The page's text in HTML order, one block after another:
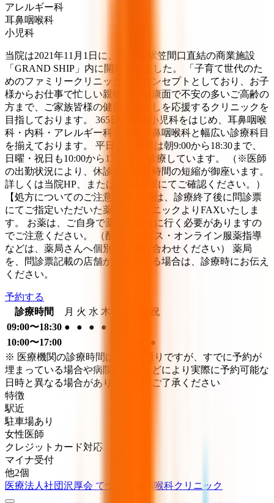
アレルギー科
耳鼻咽喉科
小児科
当院は2021年11月1日に、JR大船駅笠間口直結の商業施設
「GRAND SHIP」内に開業致しました。 「子育て世代のた
めのファミリークリニック」をコンセプトとしており、お子
様からお仕事で忙しい親御様、健康面で不安の多いご高齢の
方まで、ご家族皆様の健康な暮らしを応援するクリニックを
目指しております。 365日診療の小児科をはじめ、耳鼻咽喉
科・内科・アレルギー科・小児耳鼻咽喉科と幅広い診療科目
を揃えております。 平日・土曜日は朝9:00から18:30まで、
日曜・祝日も10:00から17:00まで診療しています。 （※医師
の出勤状況により、休診日・診察時間の短縮が御座います。
詳しくは当院HP、または公式LINEにてご確認ください。）
【処方についてのご注意】 処方箋は、診療終了後に問診票
にてご指定いただいた薬局へクリニックよりFAXいたしま
す。 お薬は、ご自身で薬局へ取りに行く必要がありますの
でご注意ください。 （配送サービス・オンライン服薬指導
などは、薬局さんへ個別にお問い合わせください） 薬局
を、問診票記載の店舗から変更する場合は、診療時にお伝え
ください。
予約する
診療時間
月 火 水 木
祝
09:00〜18:30 ● ● ● ●
10:00〜17:00
●
※ 医療機関の診療時間は上記の通りですが、すでに予約が
埋まっている場合や病院の都合などにより実際に予約可能な
日時と異なる場合がありますのでご了承ください
特徴
駅近
駐車場あり
女性医師
クレジットカード対応
マイナ受付
他2個
医療法人社団沢厚会 てづか耳鼻咽喉科クリニック